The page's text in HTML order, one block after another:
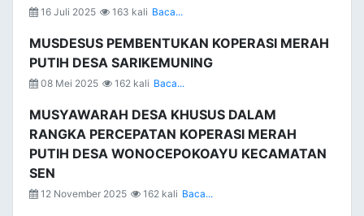
16 Juli 2025 163 kali Baca...
MUSDESUS PEMBENTUKAN KOPERASI MERAH
PUTIH DESA SARIKEMUNING
08 Mei 2025 162 kali Baca...
MUSYAWARAH DESA KHUSUS DALAM
RANGKA PERCEPATAN KOPERASI MERAH
PUTIH DESA WONOCEPOKOAYU KECAMATAN
SEN
12 November 2025 162 kali Baca...